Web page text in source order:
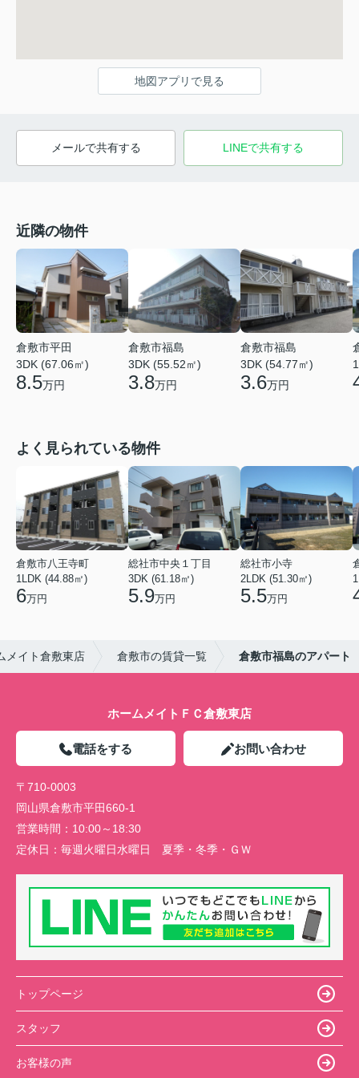
地図アプリで見る
メールで共有する LINEで共有する
近隣の物件
倉敷市平田
3DK (67.06㎡)
8.5万円
倉敷市福島
3DK (55.52㎡)
3.8万円
倉敷市福島
3DK (54.77㎡)
3.6万円
よく見られている物件
倉敷市八王寺町
1LDK (44.88㎡)
6万円
総社市中央１丁目
3DK (61.18㎡)
5.9万円
総社市小寺
2LDK (51.30㎡)
5.5万円
メイト倉敷東店 倉敷市の賃貸一覧 倉敷市福島のアパート
ホームメイトＦＣ倉敷東店
電話をする お問い合わせ
〒710-0003
岡山県倉敷市平田660-1
営業時間： 10:00～18:30
定休日： 毎週火曜日水曜日 夏季・冬季・ＧＷ
トップページ
スタッフ
お客様の声